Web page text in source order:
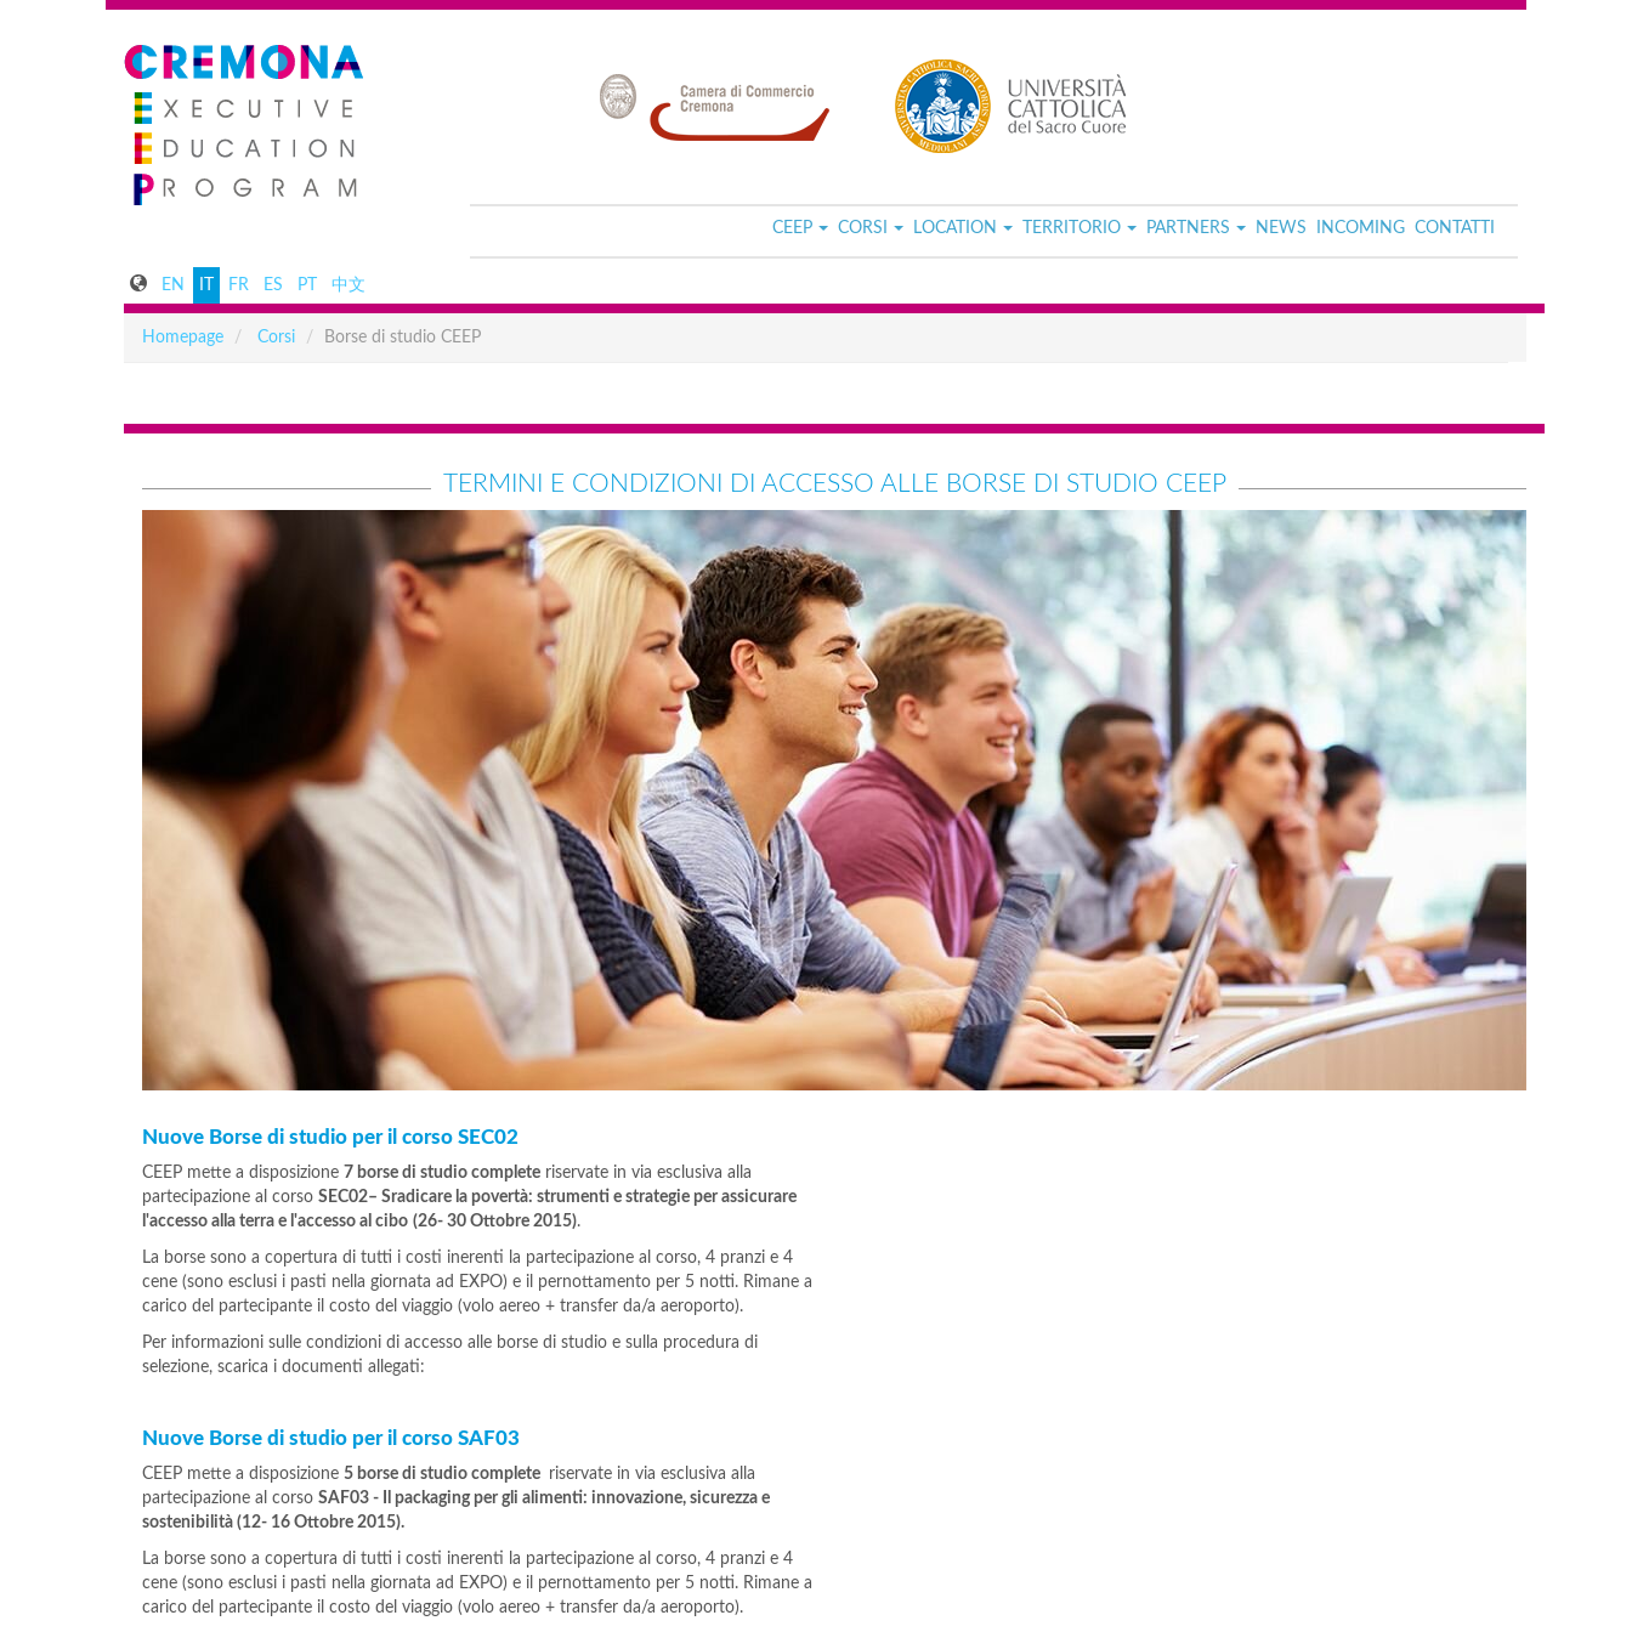
EN FR ES PT 中文
CEEP CORSI LOCATION TERRITORIO PARTNERS NEWS INCOMING CONTATTI
Homepage Corsi Borse di studio CEEP
TERMINI E CONDIZIONI DI ACCESSO ALLE BORSE DI STUDIO CEEP
Nuove Borse di studio per il corso SEC02
CEEP mette a disposizione 7 borse di studio complete riservate in via esclusiva alla
partecipazione al corso SEC02– Sradicare la povertà: strumenti e strategie per assicurare
l'accesso alla terra e l'accesso al cibo (26- 30 Ottobre 2015).
La borse sono a copertura di tutti i costi inerenti la partecipazione al corso, 4 pranzi e 4
cene (sono esclusi i pasti nella giornata ad EXPO) e il pernottamento per 5 notti. Rimane a
carico del partecipante il costo del viaggio (volo aereo + transfer da/a aeroporto).
Per informazioni sulle condizioni di accesso alle borse di studio e sulla procedura di
selezione, scarica i documenti allegati:
Nuove Borse di studio per il corso SAF03
CEEP mette a disposizione 5 borse di studio complete riservate in via esclusiva alla
partecipazione al corso SAF03 - Il packaging per gli alimenti: innovazione, sicurezza e
sostenibilità (12- 16 Ottobre 2015).
La borse sono a copertura di tutti i costi inerenti la partecipazione al corso, 4 pranzi e 4
cene (sono esclusi i pasti nella giornata ad EXPO) e il pernottamento per 5 notti. Rimane a
carico del partecipante il costo del viaggio (volo aereo + transfer da/a aeroporto).